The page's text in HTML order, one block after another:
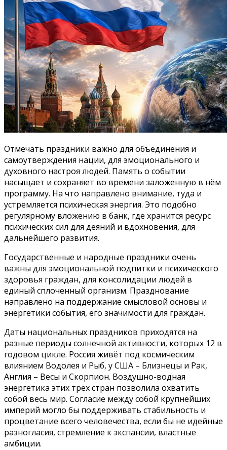
Отмечать праздники важно для объединения и
самоутверждения нации, для эмоционального и
духовного настроя людей. Память о событии
насыщает и сохраняет во времени заложенную в нём
программу. На что направлено внимание, туда и
устремляется психическая энергия. Это подобно
регулярному вложению в банк, где хранится ресурс
психических сил для деяний и вдохновения, для
дальнейшего развития.
Государственные и народные праздники очень
важны для эмоциональной подпитки и психического
здоровья граждан, для консолидации людей в
единый сплоченный организм. Празднование
направлено на поддержание смысловой основы и
энергетики события, его значимости для граждан.
Даты национальных праздников приходятся на
разные периоды солнечной активности, которых 12 в
годовом цикле. Россия живёт под космическим
влиянием Водолея и Рыб, у США – Близнецы и Рак,
Англия – Весы и Скорпион. Воздушно-водная
энергетика этих трёх стран позволила охватить
собой весь мир. Согласие между собой крупнейших
империй могло бы поддерживать стабильность и
процветание всего человечества, если бы не идейные
разногласия, стремление к экспансии, властные
амбиции.